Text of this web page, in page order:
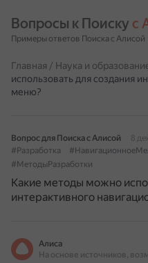
Вопросы к Поиску с
Примеры ответов Поиска с Алисой
Главная / Наука и
использовать для создания
меню?
Вопрос для Поиска с Алисой
8
#Разработка
#МетодыРазработки
Какие методы можно
интерактивного
Алиса